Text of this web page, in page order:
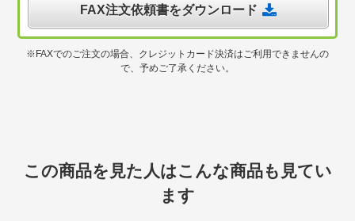
FAX注文依頼書をダウンロード
※FAXでのご注文の場合、クレジットカード決済はご利用できませんの
で、予めご了承ください。
この商品を見た人はこんな商品も見てい
ます